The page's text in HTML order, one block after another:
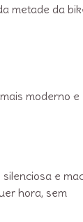
metade da
moderno e
e
hora, sem